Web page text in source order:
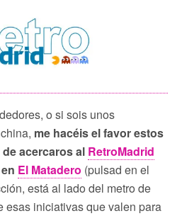
o si sois unos
me hacéis el favor estos
acercaros al RetroMadrid
El Matadero (pulsad en el
está al lado del metro de
esas iniciativas que valen para